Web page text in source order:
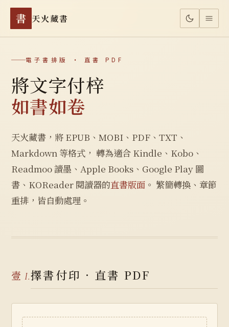
書 天火藏書
電子書排版 · 直書 PDF
將文字付梓
如書如卷
天火藏書，將 EPUB、MOBI、PDF、TXT、
Markdown 等格式， 轉為適合 Kindle、Kobo、
Readmoo 讀墨、Apple Books、Google Play 圖
書、KOReader 閱讀器的直書版面 。 繁簡轉換、章節
重排，皆自動處理。
壹 I.擇書付印 · 直書 PDF